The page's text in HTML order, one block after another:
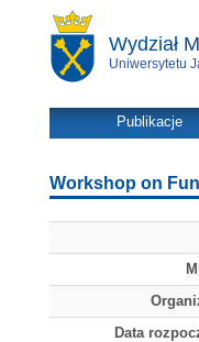
Wydział
Uniwersytetu
Publikacje
Workshop on
Data